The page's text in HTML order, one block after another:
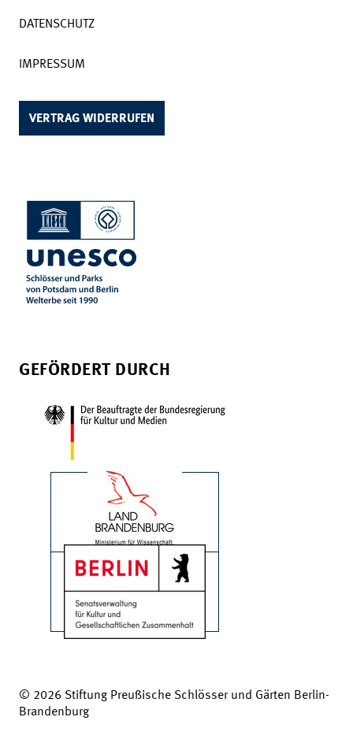
DATENSCHUTZ
IMPRESSUM
VERTRAG WIDERRUFEN
GEFÖRDERT DURCH
© 2026 Stiftung Preußische Schlösser und Gärten Berlin-
Brandenburg